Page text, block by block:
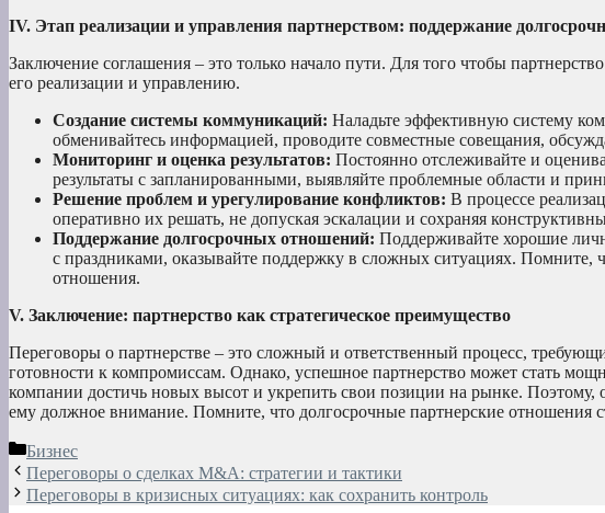
IV. Этап реализации и управления партнерством: поддержание
Заключение соглашения – это только начало пути. Для того чтобы
его реализации и управлению.
Создание системы коммуникаций: Наладьте эффективную систему
обменивайтесь информацией, проводите совместные совещания,
Мониторинг и оценка результатов: Постоянно отслеживайте и
результаты с запланированными, выявляйте проблемные области и
Решение проблем и урегулирование конфликтов: В процессе
оперативно их решать, не допуская эскалации и сохраняя
Поддержание долгосрочных отношений: Поддерживайте хорошие
с праздниками, оказывайте поддержку в сложных ситуациях. Помните,
отношения.
V. Заключение: партнерство как стратегическое преимущество
Переговоры о партнерстве – это сложный и ответственный процесс,
готовности к компромиссам. Однако, успешное партнерство может стать
компании достичь новых высот и укрепить свои позиции на рынке. Поэтому,
ему должное внимание. Помните, что долгосрочные партнерские отношения
Рубрики
Бизнес
Переговоры о сделках M&A: стратегии и тактики
Переговоры в кризисных ситуациях: как сохранить контроль